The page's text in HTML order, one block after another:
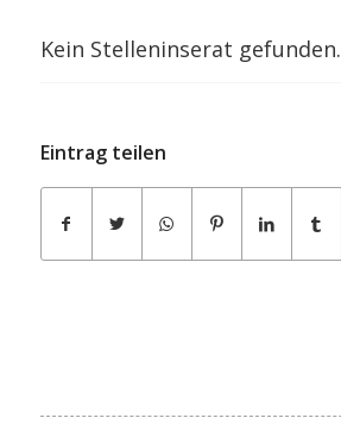
Kein Stelleninserat gefunden.
Eintrag teilen